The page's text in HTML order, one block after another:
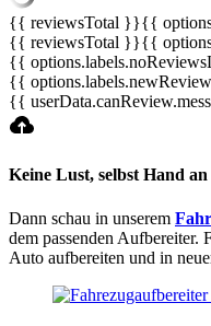
{{ reviewsTotal }}{{
{{ reviewsTotal }}{{
{{
{{
{{
Keine Lust, selbst Hand an
Dann schau in unserem
dem passenden Aufbereiter.
Auto aufbereiten und in